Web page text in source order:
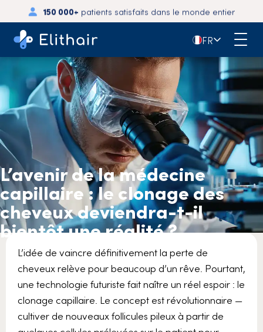
150 000+ patients satisfaits dans le monde entier
🇫🇷FR
L’avenir de la médecine
capillaire : le clonage des
cheveux deviendra-t-il
bientôt une réalité ?
L’idée de vaincre définitivement la perte de
cheveux relève pour beaucoup d’un rêve. Pourtant,
une technologie futuriste fait naître un réel espoir : le
clonage capillaire. Le concept est révolutionnaire —
cultiver de nouveaux follicules pileux à partir de